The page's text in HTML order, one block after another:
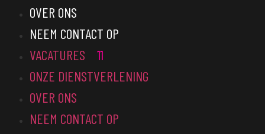
OVER ONS
NEEM CONTACT OP
VACATURES
11
ONZE DIENSTVERLENING
OVER ONS
NEEM CONTACT OP